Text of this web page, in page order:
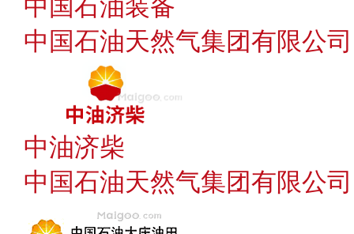
中国石油装备
中国石油天然气集团有限公司
中油济柴
中国石油天然气集团有限公司